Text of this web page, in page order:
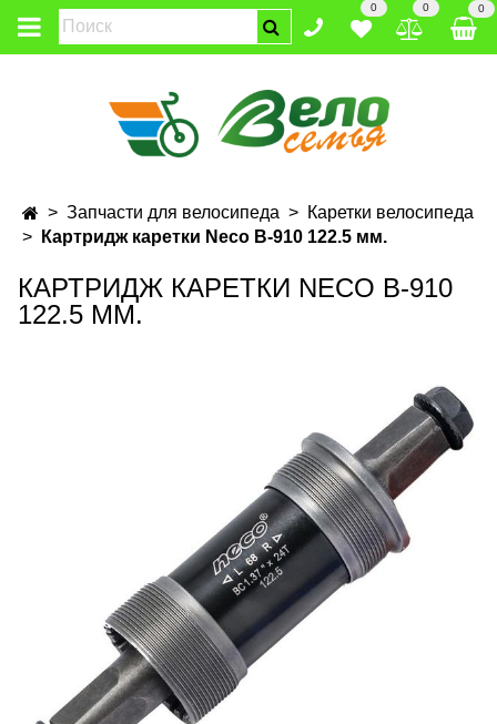
0 0 0
Запчасти для велосипеда
Каретки велосипеда
Картридж каретки Neco В-910 122.5 мм.
КАРТРИДЖ КАРЕТКИ NECO В-910
122.5 ММ.